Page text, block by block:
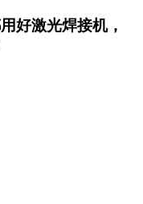
好激光焊接机，